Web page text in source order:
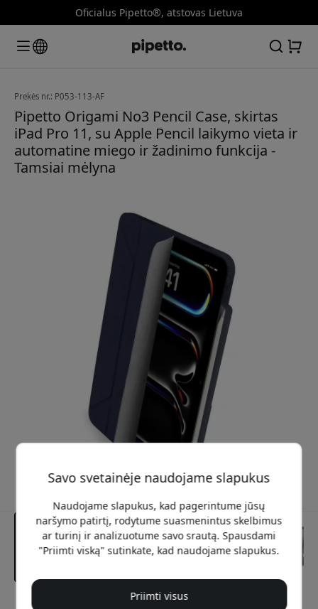
Oficialus Pipetto®, atstovas Lietuva
Prekės nr.: P053-113-AF
Pipetto Origami No3 Pencil Case, skirtas
iPad Pro 11, su Apple Pencil laikymo vieta ir
automatine miego ir žadinimo funkcija -
Tamsiai mėlyna
Savo svetainėje naudojame slapukus
Naudojame slapukus, kad pagerintume jūsų
naršymo patirtį, rodytume suasmenintus skelbimus
ar turinį ir analizuotume savo srautą. Spausdami
"Priimti viską" sutinkate, kad naudojame slapukus.
Priimti visus